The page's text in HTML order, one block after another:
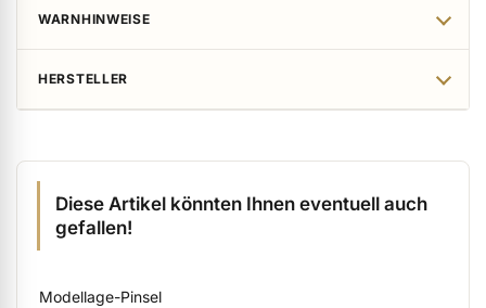
WARNHINWEISE
HERSTELLER
Diese Artikel könnten Ihnen eventuell auch
gefallen!
Modellage-Pinsel